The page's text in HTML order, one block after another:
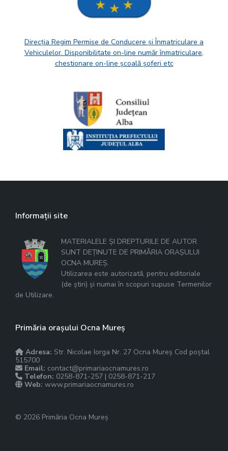
Direcția Regim Permise de Conducere și Înmatriculare a
Vehiculelor. Disponibilitate on-line număr înmatriculare,
chestionare on-line școală șoferi etc
Informații site
MATERIALELE ȘI DREPTURILE DE AUTOR
SUNT DEȚINUTE DE PRIMĂRIA ORAȘULUI
OCNA MUREȘ.
Utilizarea este autorizată, pentru editoriale
(de știri) și numai în scopuri supuse Termenilor
de Utilizare.
Primăria orașului Ocna Mureș
Adresa: Str. Nicolae Iorga Nr. 27 Ocna Mureș Cod poștal
515700
Email: contact@primariaocnamures.ro
Telefon: 0258-871-257 | 0258-871-217
Web: www.primariaocnamures.ro
© 2026 Primăria Ocna Mureș